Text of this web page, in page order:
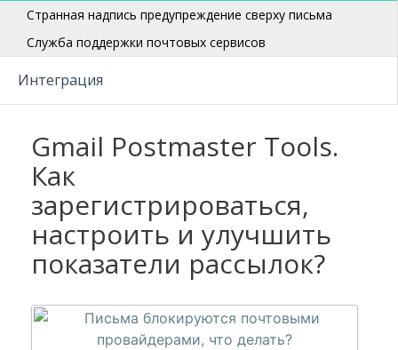
Странная надпись предупреждение сверху письма
Служба поддержки почтовых сервисов
Интеграция
Gmail Postmaster Tools.
Как
зарегистрироваться,
настроить и улучшить
показатели рассылок?